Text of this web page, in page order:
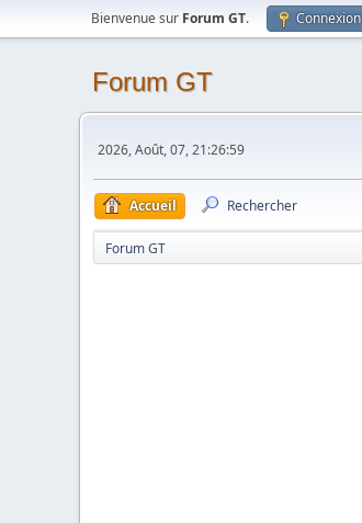
Bienvenue sur Forum GT. Connexion
Forum GT
2026, Août, 07, 21:26:59
Accueil Rechercher
Forum GT